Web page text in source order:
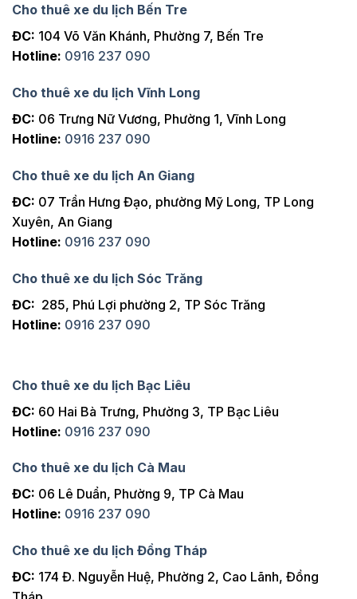
Cho thuê xe du lịch Bến Tre
ĐC: 104 Võ Văn Khánh, Phường 7, Bến Tre
Hotline: 0916 237 090
Cho thuê xe du lịch Vĩnh Long
ĐC: 06 Trưng Nữ Vương, Phường 1, Vĩnh Long
Hotline: 0916 237 090
Cho thuê xe du lịch An Giang
ĐC: 07 Trần Hưng Đạo, phường Mỹ Long, TP Long
Xuyên, An Giang
Hotline: 0916 237 090
Cho thuê xe du lịch Sóc Trăng
ĐC: 285, Phú Lợi phường 2, TP Sóc Trăng
Hotline: 0916 237 090
Cho thuê xe du lịch Bạc Liêu
ĐC: 60 Hai Bà Trưng, Phường 3, TP Bạc Liêu
Hotline: 0916 237 090
Cho thuê xe du lịch Cà Mau
ĐC: 06 Lê Duẩn, Phường 9, TP Cà Mau
Hotline: 0916 237 090
Cho thuê xe du lịch Đồng Tháp
ĐC: 174 Đ. Nguyễn Huệ, Phường 2, Cao Lãnh, Đồng